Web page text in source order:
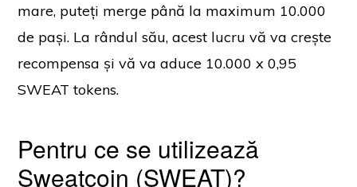
mare, puteți merge până la maximum 10.000
de pași. La rândul său, acest lucru vă va crește
recompensa și vă va aduce 10.000 x 0,95
SWEAT tokens.
Pentru ce se utilizează
Sweatcoin (SWEAT)?